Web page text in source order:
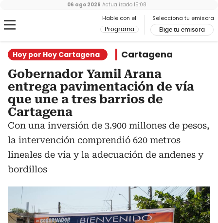
Hable con el
Programa
Selecciona tu emisora
Elige tu emisora
06 ago 2026 Actualizado 15:08
Hoy por Hoy Cartagena Cartagena
Gobernador Yamil Arana
entrega pavimentación de vía
que une a tres barrios de
Cartagena
Con una inversión de 3.900 millones de pesos,
la intervención comprendió 620 metros
lineales de vía y la adecuación de andenes y
bordillos